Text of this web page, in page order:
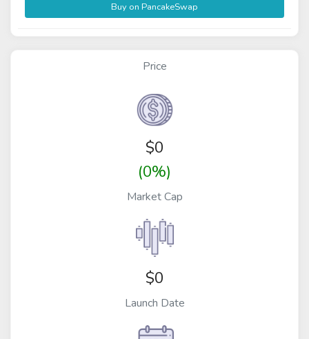
Buy on PancakeSwap
Price
$0
(0%)
Market Cap
$0
Launch Date